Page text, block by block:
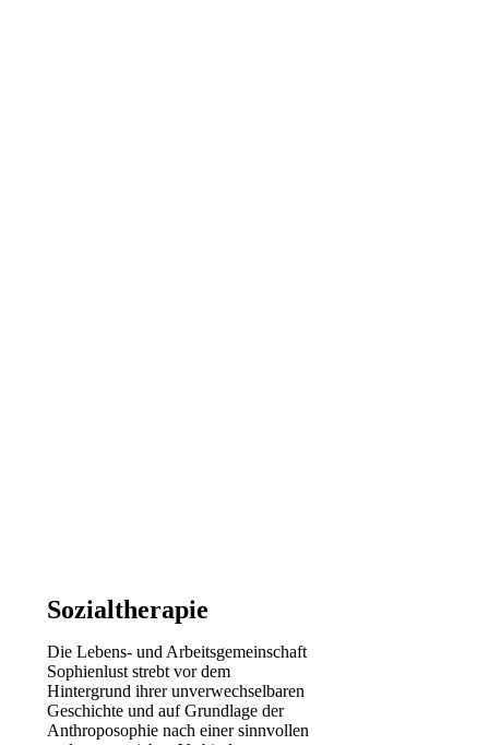
Sozialtherapie
Die Lebens- und Arbeitsgemeinschaft
Sophienlust strebt vor dem
Hintergrund ihrer unverwechselbaren
Geschichte und auf Grundlage der
Anthroposophie nach einer sinnvollen